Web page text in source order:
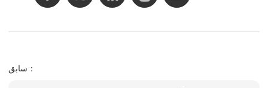
سابق：